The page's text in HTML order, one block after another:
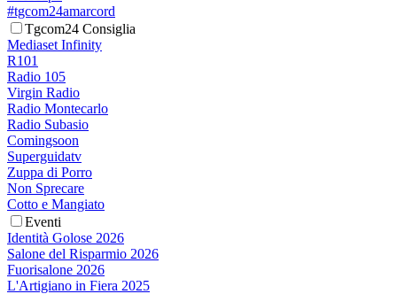
#tgcom24amarcord
Tgcom24 Consiglia
Mediaset Infinity
R101
Radio 105
Virgin Radio
Radio Montecarlo
Radio Subasio
Comingsoon
Superguidatv
Zuppa di Porro
Non Sprecare
Cotto e Mangiato
Eventi
Identità Golose 2026
Salone del Risparmio 2026
Fuorisalone 2026
L'Artigiano in Fiera 2025